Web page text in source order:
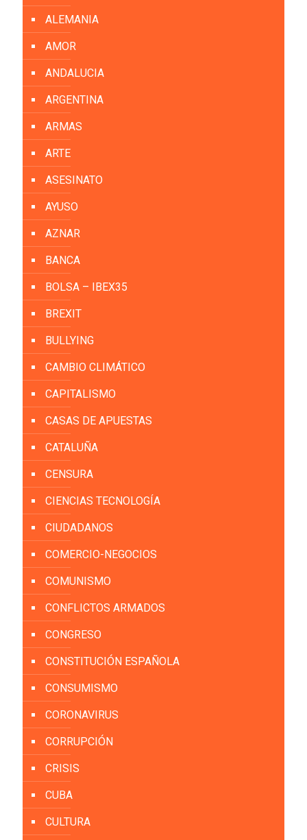
ALEMANIA
AMOR
ANDALUCIA
ARGENTINA
ARMAS
ARTE
ASESINATO
AYUSO
AZNAR
BANCA
BOLSA – IBEX35
BREXIT
BULLYING
CAMBIO CLIMÁTICO
CAPITALISMO
CASAS DE APUESTAS
CATALUÑA
CENSURA
CIENCIAS TECNOLOGÍA
CIUDADANOS
COMERCIO-NEGOCIOS
COMUNISMO
CONFLICTOS ARMADOS
CONGRESO
CONSTITUCIÓN ESPAÑOLA
CONSUMISMO
CORONAVIRUS
CORRUPCIÓN
CRISIS
CUBA
CULTURA